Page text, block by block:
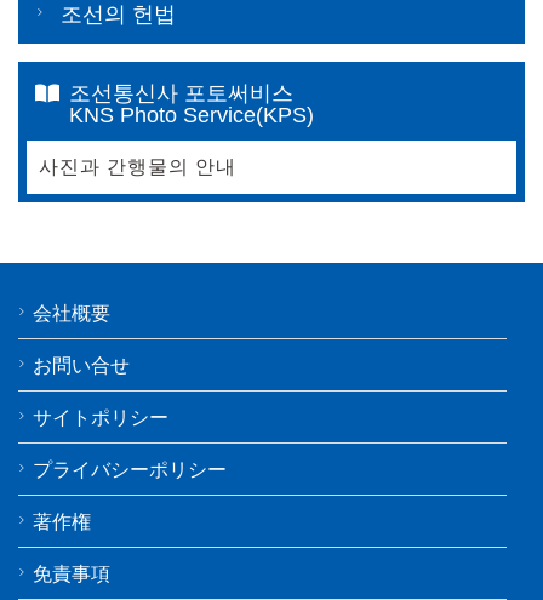
조선의 헌법
조선통신사 포토써비스
KNS Photo Service(KPS)
사진과 간행물의 안내
会社概要
お問い合せ
サイトポリシー
プライバシーポリシー
著作権
免責事項